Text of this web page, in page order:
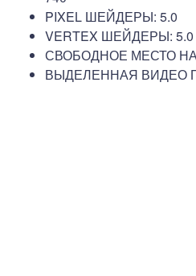
PIXEL ШЕЙДЕРЫ: 5.0
VERTEX ШЕЙДЕРЫ: 5.0
СВОБОДНОЕ МЕСТО НА
ВЫДЕЛЕННАЯ ВИДЕО